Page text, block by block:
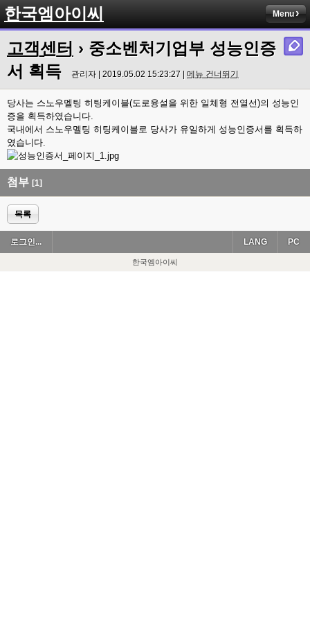
한국엠아이씨 Menu
고객센터 › 중소벤처기업부 성능인증
서 획득
관리자 | 2019.05.02 15:23:27 | 메뉴 건너뛰기
당사는 스노우멜팅 히팅케이블(도로융설을 위한 일체형 전열선)의 성능인
증을 획득하였습니다.
국내에서 스노우멜팅 히팅케이블로 당사가 유일하게 성능인증서를 획득하
였습니다.
첨부 [1]
목록
로그인... PC
LANG
한국엠아이씨